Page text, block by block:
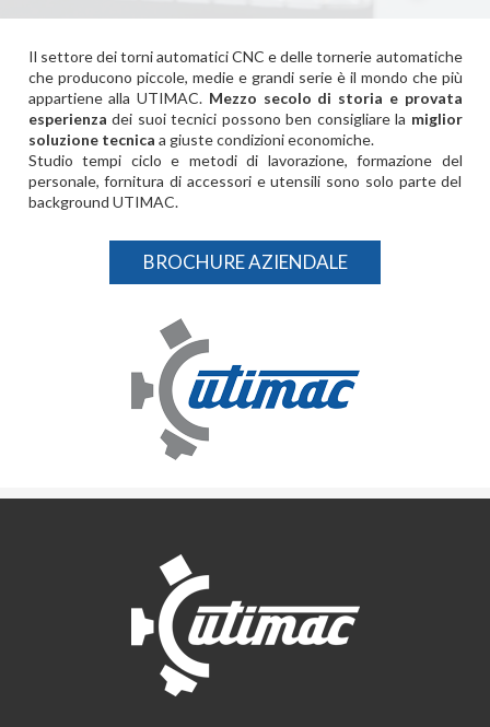
Il settore dei torni automatici CNC e delle tornerie automatiche
che producono piccole, medie e grandi serie è il mondo che più
appartiene alla UTIMAC. Mezzo secolo di storia e provata
esperienza dei suoi tecnici possono ben consigliare la miglior
soluzione tecnica a giuste condizioni economiche.
Studio tempi ciclo e metodi di lavorazione, formazione del
personale, fornitura di accessori e utensili sono solo parte del
background UTIMAC.
BROCHURE AZIENDALE